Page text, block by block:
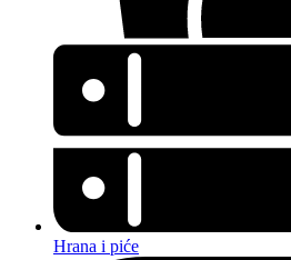
Hrana i piće